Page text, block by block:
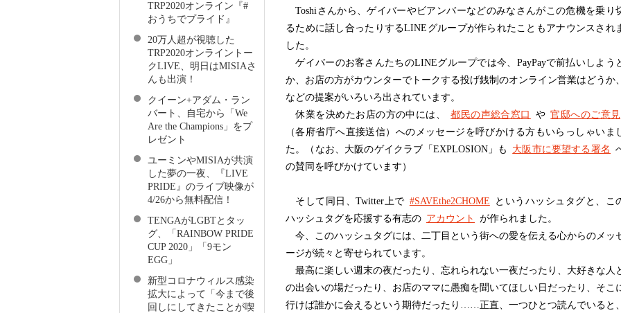
Toshiさんから、ゲイバーやビアンバーなどのみなさんがこの危機を乗り
るために話し合ったりするLINEグループが作られたこともアナウンスされ
した。
ゲイバーのお客さんたちのLINEグループでは今、PayPayで前払いしよう
か、お店の方がカウンターでトークする投げ銭制のオンライン営業はどうか、
などの提案がいろいろ出されています。
休業を決めたお店の方の中には、
都民の声総合窓口 や 官邸へのご意見
（各府省庁へ直接送信）へのメッセージを呼びかける方もいらっしゃいま
た。（なお、大阪のゲイクラブ「EXPLOSION」も
大阪市に要望する署名
の賛同を呼びかけています）
そして同日、Twitter上で #SAVEthe2CHOME
というハッシュタグと、こ
ハッシュタグを応援する有志の アカウント
が作られました。
今、このハッシュタグには、二丁目という街への愛を伝える心からのメッ
ージが続々と寄せられています。
最高に楽しい週末の夜だったり、忘れられない一夜だったり、大好きな人
の出会いの場だったり、お店のママに愚痴を聞いてほしい日だったり、そこ
行けば誰かに会えるという期待だったり……正直、一つひとつ読んでいると、
TRP2020オンライン『#
おうちでプライド』
20万人超が視聴した
TRP2020オンライントー
クLIVE、明日はMISIAさ
んも出演！
クイーン+アダム・ラン
バート、自宅から「We
Are the Champions」をプ
レゼント
ユーミンやMISIAが共演
した夢の一夜、『LIVE
PRIDE』のライブ映像が
4/26から無料配信！
TENGAがLGBTとタッ
グ、「RAINBOW PRIDE
CUP 2020」「9モン
EGG」
新型コロナウィルス感染
拡大によって「今まで後
回しにしてきたことが喫